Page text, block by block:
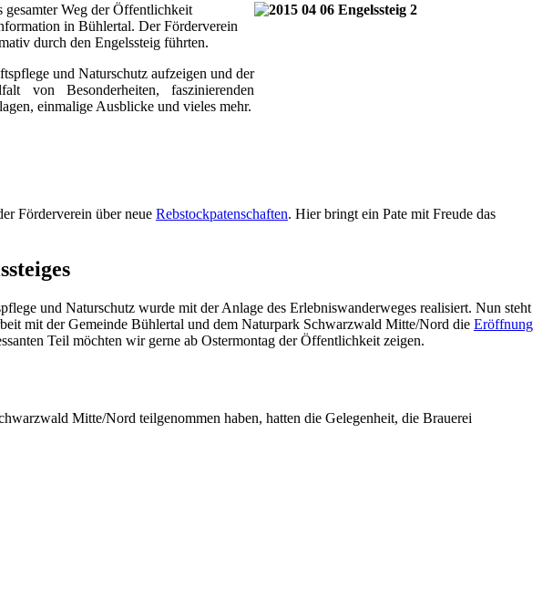
gesamter Weg der Öffentlichkeit
in Bühlertal. Der Förderverein
durch den Engelssteig führten.
und Naturschutz aufzeigen und der
von Besonderheiten, faszinierenden
einmalige Ausblicke und vieles mehr.
Förderverein über neue Rebstockpatenschaften. Hier bringt ein Pate mit Freude das
und Naturschutz wurde mit der Anlage des Erlebniswanderweges realisiert. Nun steht
mit der Gemeinde Bühlertal und dem Naturpark Schwarzwald Mitte/Nord die Eröffnung
Teil möchten wir gerne ab Ostermontag der Öffentlichkeit zeigen.
Mitte/Nord teilgenommen haben, hatten die Gelegenheit, die Brauerei